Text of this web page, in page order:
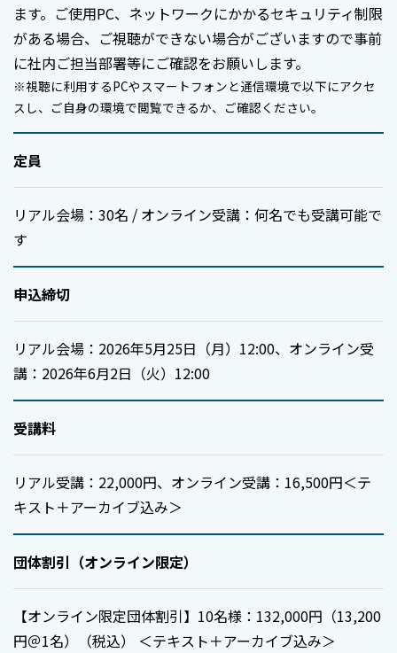
ます。ご使用PC、ネットワークにかかるセキュリティ制限
がある場合、ご視聴ができない場合がございますので事前
に社内ご担当部署等にご確認をお願いします。
※視聴に利用するPCやスマートフォンと通信環境で以下にアクセ
スし、ご自身の環境で閲覧できるか、ご確認ください。
定員
リアル会場：30名 / オンライン受講：何名でも受講可能で
す
申込締切
リアル会場：2026年5月25日（月）12:00、オンライン受
講：2026年6月2日（火）12:00
受講料
リアル受講：22,000円、オンライン受講：16,500円＜テ
キスト＋アーカイブ込み＞
団体割引（オンライン限定）
【オンライン限定団体割引】10名様：132,000円（13,200
円＠1名）（税込） ＜テキスト＋アーカイブ込み＞